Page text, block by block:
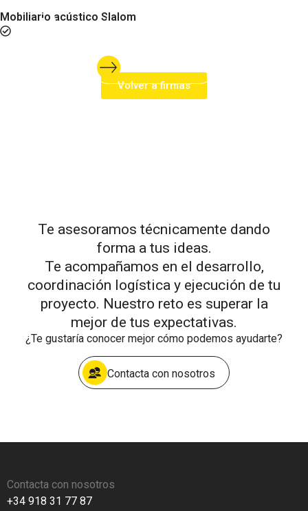
Mobiliario acústico Slalom
Volver a firmas
medida y mucho más. Un espacio diseñado
Te asesoramos técnicamente dando
forma a tus ideas.
Te acompañamos en el desarrollo,
coordinación logística y ejecución de tu
proyecto. Nuestro reto es superar la
mejor de tus expectativas.
¿Te gustaría conocer mejor cómo podemos ayudarte?
Contacta con nosotros
Contacta con nosotros
+34 918 31 77 87